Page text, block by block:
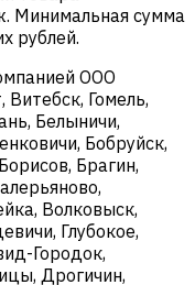
Минимальная сумма
рублей.
ООО
Гомель,
Белыничи,
Бобруйск,
Брагин,
Волковыск,
Глубокое,
Городок,
Дрогичин,